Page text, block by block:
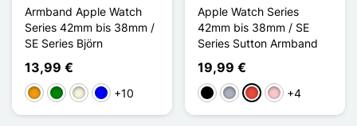
Armband Apple Watch
Series 42mm bis 38mm /
SE Series Björn
13,99 €
Orange
GrünBeigeBlau+10
Apple Watch Series
42mm bis 38mm / SE
Series Sutton Armband
19,99 €
Schwarz
GrauRot Pink+4